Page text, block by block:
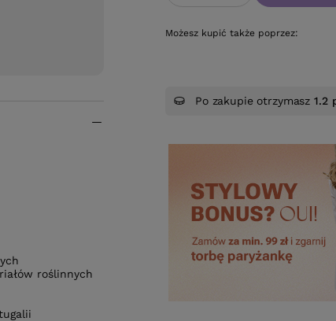
Możesz kupić także poprzez:
Po zakupie otrzymasz1.2
roślinnych